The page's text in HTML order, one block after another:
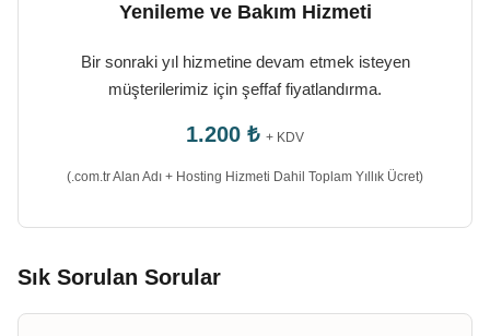
Yenileme ve Bakım Hizmeti
Bir sonraki yıl hizmetine devam etmek isteyen
müşterilerimiz için şeffaf fiyatlandırma.
1.200 ₺ + KDV
(.com.tr Alan Adı + Hosting Hizmeti Dahil Toplam Yıllık Ücret)
Sık Sorulan Sorular